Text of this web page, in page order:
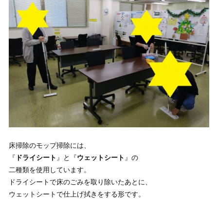
床掃除のモップ掃除には、
『 ドライシート 』と『ウェットシート 』の
二種類を使用しています。
ドライシートで床のごみを取り除いたあとに、
ウェットシートで仕上げ拭きをする形です。